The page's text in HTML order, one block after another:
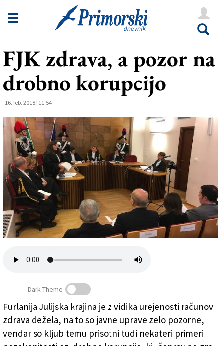
Novice
Goriška
Kultura
Še
Vreme
V Kioskih
Uredništvo
Oglasi
Založnik
FJK zdrava, a pozor na
drobno korupcijo
16. feb. 2018 | 11:54
FJK zdrava, a pozor na drobno korupcijo
Dark Theme
Furlanija Julijska krajina je z vidika urejenosti računov
zdrava dežela, na to so javne uprave zelo pozorne,
vendar so kljub temu prisotni tudi nekateri primeri